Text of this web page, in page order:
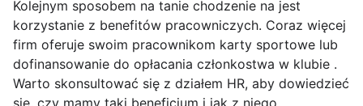
Kolejnym sposobem na tanie chodzenie na jest
korzystanie z benefitów pracowniczych. Coraz więcej
firm oferuje swoim pracownikom karty sportowe lub
dofinansowanie do opłacania członkostwa w klubie .
Warto skonsultować się z działem HR, aby dowiedzieć
się, czy mamy taki beneficjum i jak z niego